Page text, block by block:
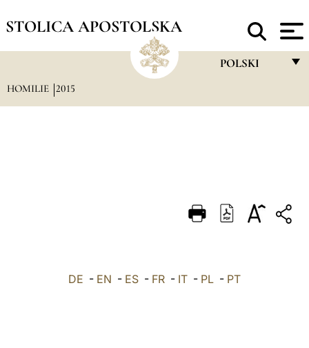
STOLICA APOSTOLSKA
POLSKI
DEUTSCH
العربيّة
HOMILIE 2015
DE - EN - ES - FR - IT - PL - PT